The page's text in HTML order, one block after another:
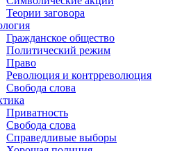
Теории заговора
Гражданское общество
Политический режим
Право
Революция и контрреволюция
Свобода слова
Приватность
Свобода слова
Справедливые выборы